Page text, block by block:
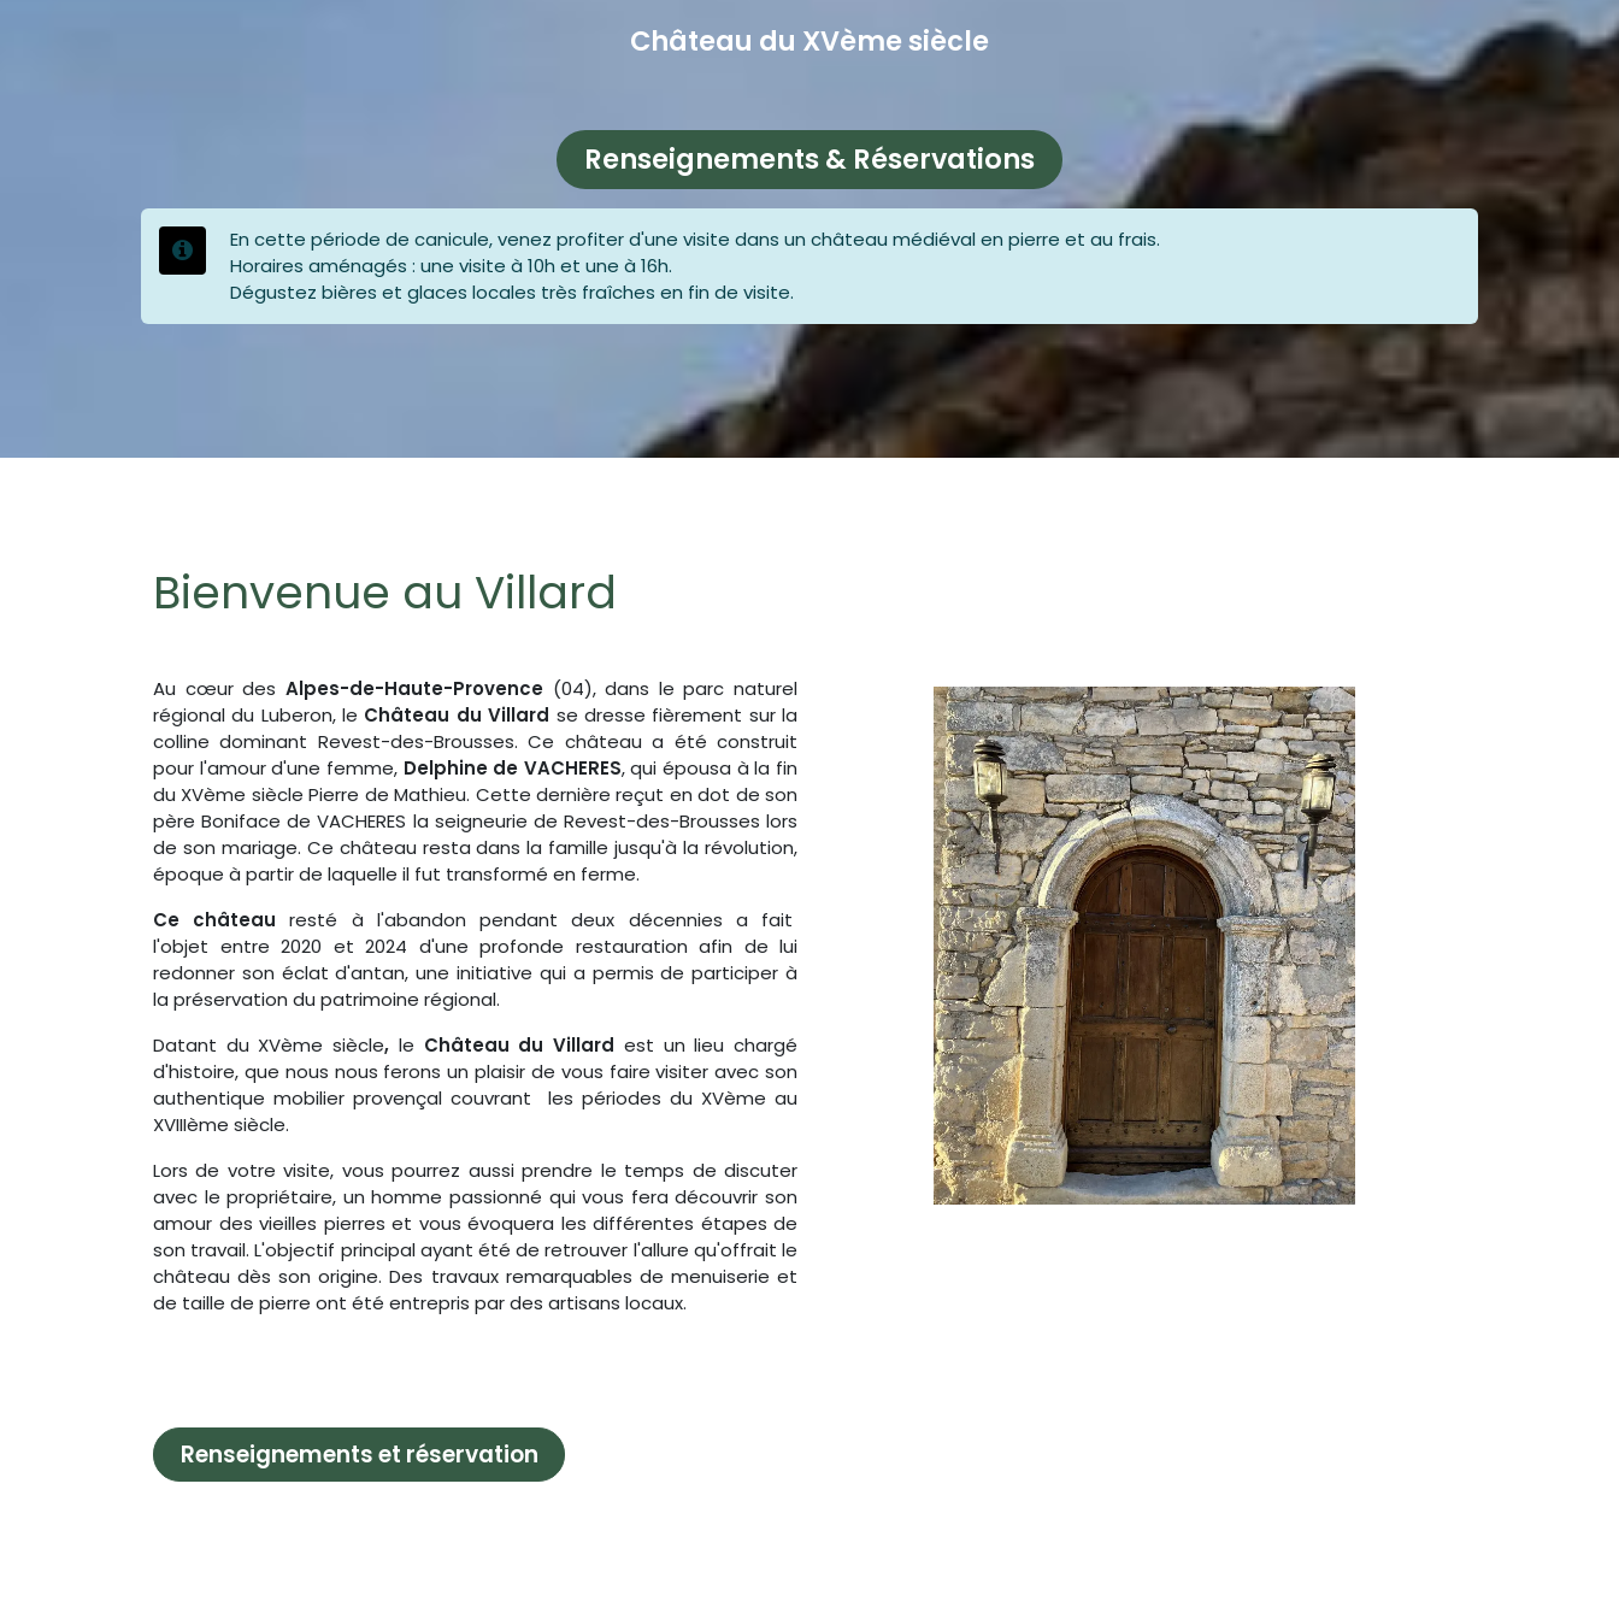
Château du XVème siècle
Renseignements & Réservations
En cette période de canicule, venez profiter d'une visite dans un château médiéval en pierre et au frais.
Horaires aménagés : une visite à 10h et une à 16h.
Dégustez bières et glaces locales très fraîches en fin de visite.
Bienvenue au Villard
Au cœur des Alpes-de-Haute-Provence(04), dans le parc naturel
régional du Luberon, le Château du Villard se dresse fièrement sur la
colline dominant Revest-des-Brousses. Ce château a été construit
pour l'amour d'une femme, Delphine de VACHERES, qui épousa à la fin
du XVème siècle Pierre de Mathieu. Cette dernière reçut en dot de son
père Boniface de VACHERES la seigneurie de Revest-des-Brousses lors
de son mariage. Ce château resta dans la famille jusqu'à la révolution,
époque à partir de laquelle il fut transformé en ferme.
Ce châteauresté à l'abandon pendant deux décennies a fait
l'objet entre 2020 et 2024 d'une profonde restauration afin de lui
redonner son éclat d'antan, une initiative qui a permis de participer à
la préservation du patrimoine régional.
Datant du XVème siècle, le Château du Villard est un lieu chargé
d'histoire, que nous nous ferons un plaisir de vous faire visiter avec son
authentique mobilier provençal couvrant les périodes du XVème au
XVIIIème siècle.
Lors de votre visite, vous pourrez aussi prendre le temps de discuter
avec le propriétaire, un homme passionné qui vous fera découvrir son
amour des vieilles pierres et vous évoquera les différentes étapes de
son travail. L'objectif principal ayant été de retrouver l'allure qu'offrait le
château dès son origine. Des travaux remarquables de menuiserie et
de taille de pierre ont été entrepris par des artisans locaux.
Renseignements et réservation